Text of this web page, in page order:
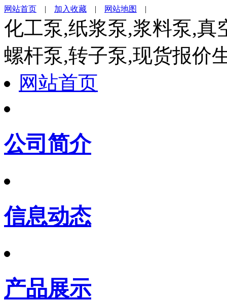
网站首页 | 加入收藏 | 网站地图 |
化工泵,纸浆泵,浆料泵,真
螺杆泵,转子泵,现货报价
网站首页
公司简介
信息动态
产品展示